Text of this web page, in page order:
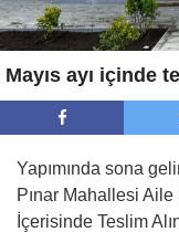
Mayıs ayı içinde
Yapımında sona
Pınar Mahallesi Aile
İçerisinde Teslim